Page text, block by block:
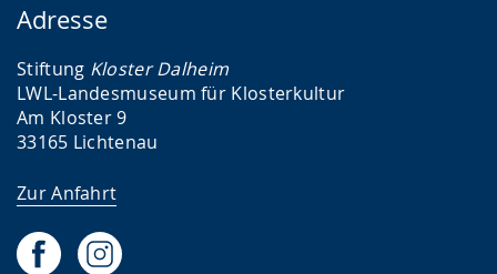
Adresse
Stiftung Kloster Dalheim
LWL-Landesmuseum für Klosterkultur
Am Kloster 9
33165 Lichtenau
Zur Anfahrt